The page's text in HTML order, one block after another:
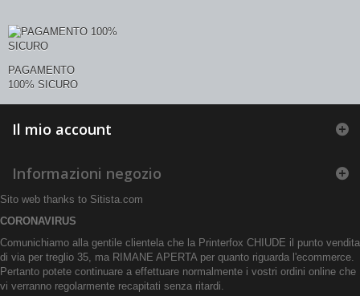
PAGAMENTO
100% SICURO
Il mio account
Informazioni negozio
Sito web thanks to Sitista.com
CORONAVIRUS
Comunichiamo alla gentile clientela che la Printerfox CHIUDE il punto vendita
di via per treglio 35, ma RIMANE APERTA per quanto riguarda l'ecommerce.
Pertanto potete continuare a effettuare normalmente i vostri ordini online che
vi verranno regolarmente recapitati senza ritardi.